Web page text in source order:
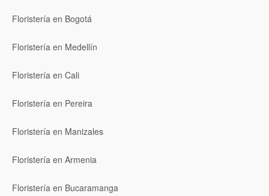
Floristería en Bogotá
Floristería en Medellín
Floristería en Cali
Floristería en Pereira
Floristería en Manizales
Floristería en Armenia
Floristería en Bucaramanga